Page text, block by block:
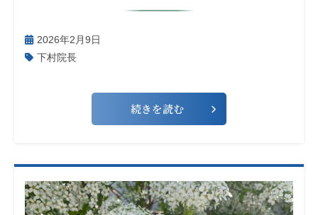
2026年2月9日
下村院長
続きを読む